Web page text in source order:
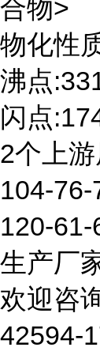
合物>
物化性
沸点
闪点
2个上
104-
120-
生产厂
欢迎咨
42594-